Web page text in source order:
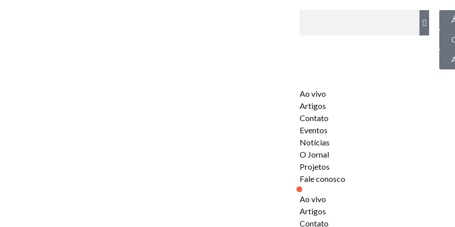
Ao vivo
Artigos
Contato
Eventos
Notícias
O Jornal
Projetos
Fale conosco
Ao vivo
Artigos
Contato